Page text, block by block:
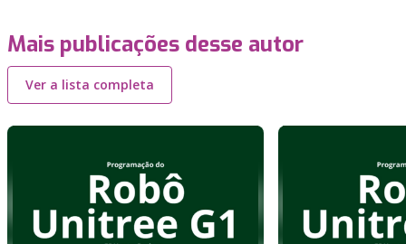
Mais publicações desse autor
Ver a lista completa